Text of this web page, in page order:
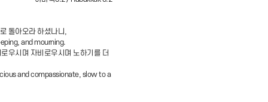
돌아오라 하셨나니,
and mourning.
우시며 자비로우시며 노하기를 더
and compassionate, slow to a